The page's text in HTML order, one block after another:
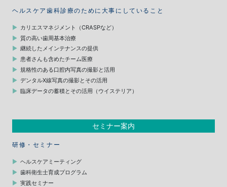
ヘルスケア歯科診療のために大事にしていること
カリエスマネジメント（CRASPなど）
質の高い歯周基本治療
継続したメインテナンスの提供
患者さんも含めたチーム医療
規格性のある口腔内写真の撮影と活用
デンタルX線写真の撮影とその活用
臨床データの蓄積とその活用（ウイステリア）
セミナー案内
研修・セミナー
ヘルスケアミーティング
歯科衛生士育成プログラム
実践セミナー